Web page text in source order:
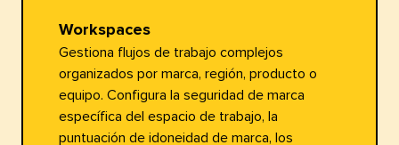
Workspaces​​
Gestiona flujos de trabajo complejos
organizados por marca, región, producto o
equipo. Configura la seguridad de marca
específica del espacio de trabajo, la
puntuación de idoneidad de marca, los